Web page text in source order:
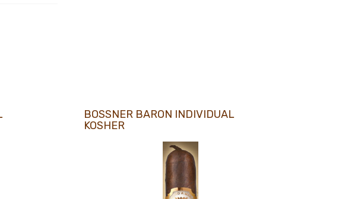
BOSSNER BARON INDIVIDUAL
KOSHER